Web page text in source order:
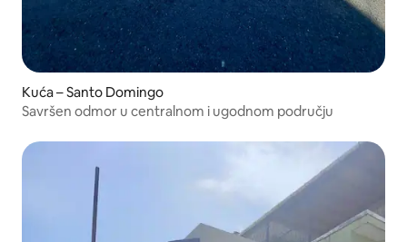
Kuća – Santo Domingo
Savršen odmor u centralnom i ugodnom području